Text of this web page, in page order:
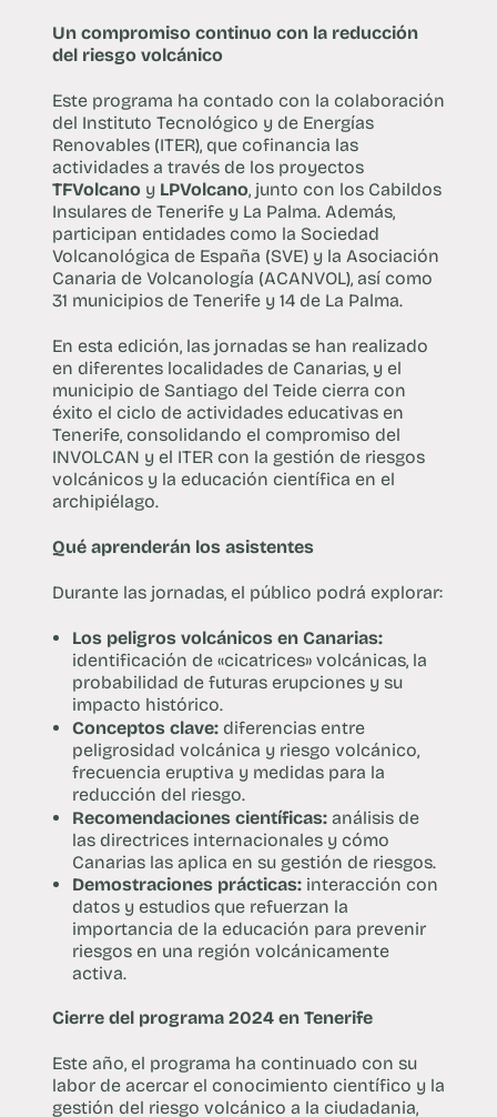
Un compromiso continuo con la reducción
del riesgo volcánico
Este programa ha contado con la colaboración
del Instituto Tecnológico y de Energías
Renovables (ITER), que cofinancia las
actividades a través de los proyectos
TFVolcano y LPVolcano, junto con los Cabildos
Insulares de Tenerife y La Palma. Además,
participan entidades como la Sociedad
Volcanológica de España (SVE) y la Asociación
Canaria de Volcanología (ACANVOL), así como
31 municipios de Tenerife y 14 de La Palma.
En esta edición, las jornadas se han realizado
en diferentes localidades de Canarias, y el
municipio de Santiago del Teide cierra con
éxito el ciclo de actividades educativas en
Tenerife, consolidando el compromiso del
INVOLCAN y el ITER con la gestión de riesgos
volcánicos y la educación científica en el
archipiélago.
Qué aprenderán los asistentes
Durante las jornadas, el público podrá explorar:
Los peligros volcánicos en Canarias:
identificación de «cicatrices» volcánicas, la
probabilidad de futuras erupciones y su
impacto histórico.
Conceptos clave:diferencias entre
peligrosidad volcánica y riesgo volcánico,
frecuencia eruptiva y medidas para la
reducción del riesgo.
Recomendaciones científicas:análisis de
las directrices internacionales y cómo
Canarias las aplica en su gestión de riesgos.
Demostraciones prácticas:interacción con
datos y estudios que refuerzan la
importancia de la educación para prevenir
riesgos en una región volcánicamente
activa.
Cierre del programa 2024 en Tenerife
Este año, el programa ha continuado con su
labor de acercar el conocimiento científico y la
gestión del riesgo volcánico a la ciudadania,